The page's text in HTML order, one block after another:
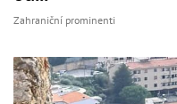
Zahraniční prominenti